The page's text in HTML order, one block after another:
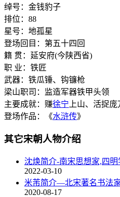
绰号：金钱豹子
排位：88
星号：地孤星
登场回目：第五十四回
籍 贯：延安府(今陕西省)
职 业：铁匠
武器：铁瓜锤、钩镰枪
梁山职司：监造军器铁甲头领
主要成就：赚徐宁 上山、活捉
登场作品：《水浒传》
其它宋朝人物介绍
沈焕简介-南宋思想家,四
2022-03-10
米芾简介—北宋著名书法
2020-08-17